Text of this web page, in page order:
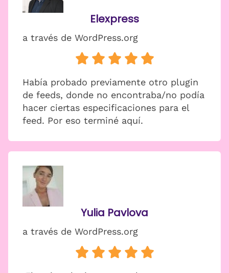
Elexpress
a través de WordPress.org
Había probado previamente otro plugin
de feeds, donde no encontraba/no podía
hacer ciertas especificaciones para el
feed. Por eso terminé aquí.
Yulia Pavlova
a través de WordPress.org